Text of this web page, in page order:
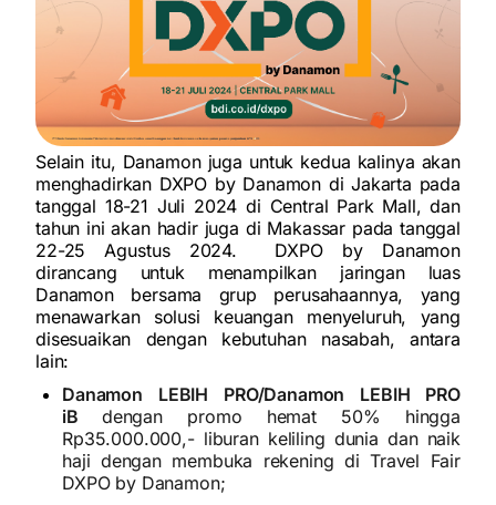
Selain itu, Danamon juga untuk kedua kalinya akan
menghadirkan DXPO by Danamon di Jakarta pada
tanggal 18-21 Juli 2024 di Central Park Mall, dan
tahun ini akan hadir juga di Makassar pada tanggal
22-25 Agustus 2024. DXPO by Danamon
dirancang untuk menampilkan jaringan luas
Danamon bersama grup perusahaannya, yang
menawarkan solusi keuangan menyeluruh, yang
disesuaikan dengan kebutuhan nasabah, antara
lain:
Danamon LEBIH PRO/Danamon LEBIH PRO
iB dengan promo hemat 50% hingga
Rp35.000.000,- liburan keliling dunia dan naik
haji dengan membuka rekening di Travel Fair
DXPO by Danamon;